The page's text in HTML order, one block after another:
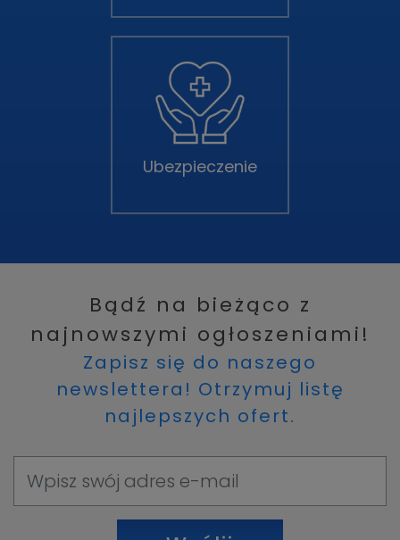
Ubezpieczenie
Bądź na bieżąco z
najnowszymi ogłoszeniami!
Zapisz się do naszego
newslettera! Otrzymuj listę
najlepszych ofert.